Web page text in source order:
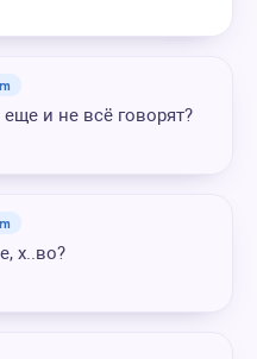
и не всё говорят?
х..во?